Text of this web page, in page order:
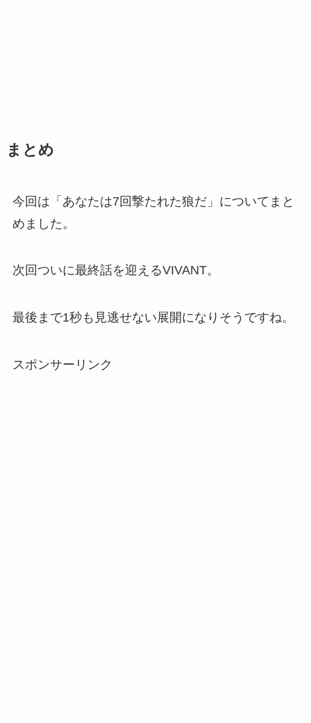
まとめ
今回は「あなたは7回撃たれた狼だ」についてまと
めました。
次回ついに最終話を迎えるVIVANT。
最後まで1秒も見逃せない展開になりそうですね。
スポンサーリンク